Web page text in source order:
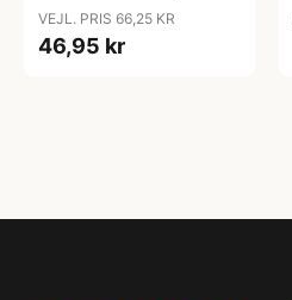
VEJL. PRIS 66,25 KR
46,95 kr